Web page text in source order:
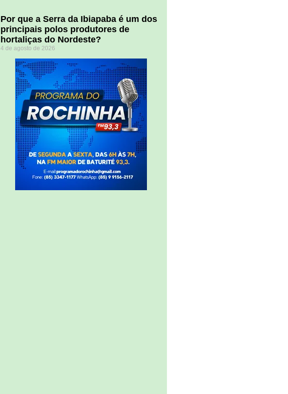
Por que a Serra da Ibiapaba é um dos
principais polos produtores de
hortaliças do Nordeste?
4 de agosto de 2026